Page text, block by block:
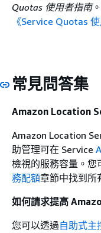
Quotas 使用者指南
《Service Quotas 使
常見問答集
Amazon Location
Amazon Location
助管理可在 Service
檢視的服務容量。您
務配額章節中找到所
如何請求提高
您可以透過自助式主